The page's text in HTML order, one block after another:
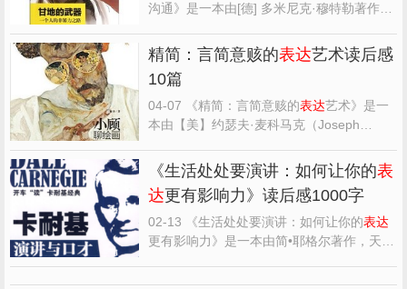
沟通》是一本由[德] 多米尼克·穆特勒著作，
38.00元，页数：216，文章吧小编精心整理
的一些读者的读后感，希望对大家能有帮
助。 《清晰
通》读后感(一)：想...
精简：言简意赅的表达艺术读后感
10篇
04-07 《精简：言简意赅的表达艺术》是一
本由【美】约瑟夫·麦科马克（Joseph
出版的平装图书，本书定价：59，页数：
240，文章吧小编精心整理的一些读者的读
后感，希望对大家能有帮助。 《精简：言简
意赅的
表达艺术》读后感(一...
《生活处处要演讲：如何让你的表
达更有影响力》读后感1000字
02-13 《生活处处要演讲：如何让你的表达
更有影响力》是一本由简•耶格尔著作，天津